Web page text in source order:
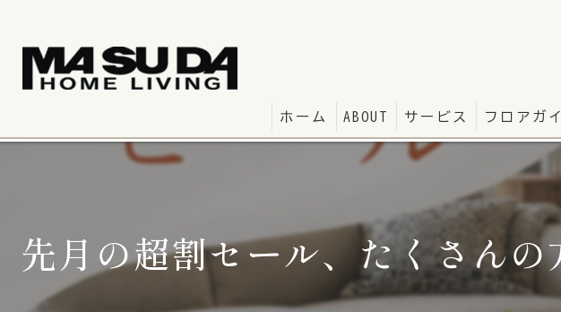
ホーム ABOUT サービス フロアガ
先月の超割セール、たくさん